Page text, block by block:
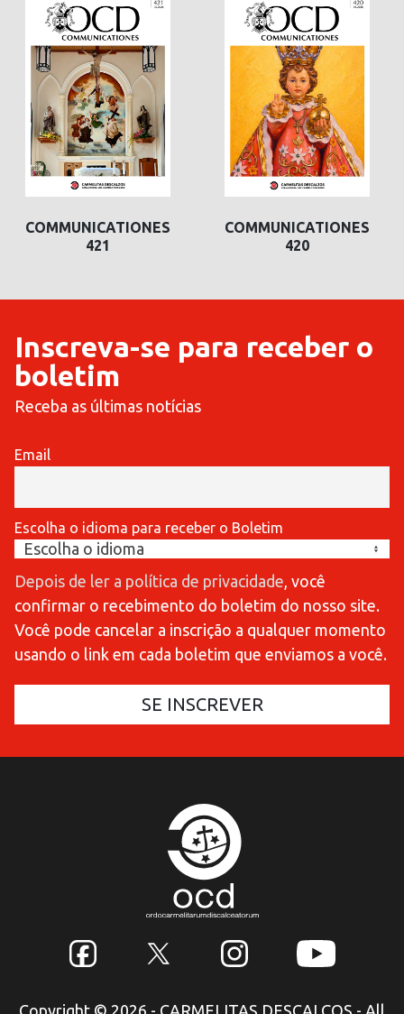
COMMUNICATIONES
420
COMMUNICATIONES
419
Inscreva-se para receber o
boletim
Receba as últimas notícias
Email
Escolha o idioma para receber o Boletim
Depois de ler a política de privacidade, você
confirmar o recebimento do boletim do nosso site.
Você pode cancelar a inscrição a qualquer momento
usando o link em cada boletim que enviamos a você.
Copyright © 2026 - CARMELITAS DESCALÇOS - All